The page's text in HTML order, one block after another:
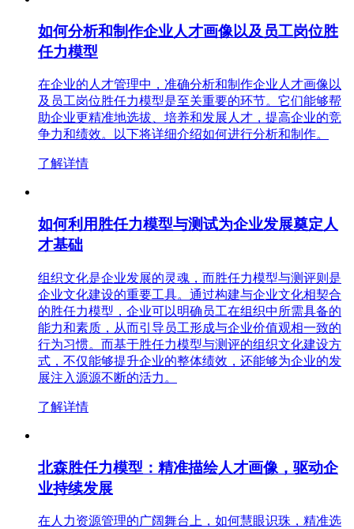
如何分析和制作企业人才画像以及员工岗位胜
任力模型
在企业的人才管理中，准确分析和制作企业人才画像以
及员工岗位胜任力模型是至关重要的环节。它们能够帮
助企业更精准地选拔、培养和发展人才，提高企业的竞
争力和绩效。以下将详细介绍如何进行分析和制作。
了解详情
如何利用胜任力模型与测试为企业发展奠定人
才基础
组织文化是企业发展的灵魂，而胜任力模型与测评则是
企业文化建设的重要工具。通过构建与企业文化相契合
的胜任力模型，企业可以明确员工在组织中所需具备的
能力和素质，从而引导员工形成与企业价值观相一致的
行为习惯。而基于胜任力模型与测评的组织文化建设方
式，不仅能够提升企业的整体绩效，还能够为企业的发
展注入源源不断的活力。
了解详情
北森胜任力模型：精准描绘人才画像，驱动企
业持续发展
在人力资源管理的广阔舞台上，如何慧眼识珠，精准选